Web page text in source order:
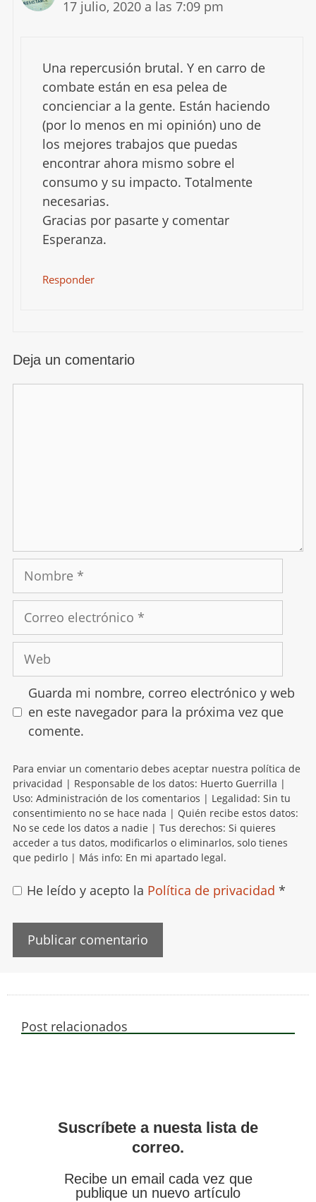
17 julio, 2020 a las 7:09 pm
Una repercusión brutal. Y en carro de
combate están en esa pelea de
concienciar a la gente. Están haciendo
(por lo menos en mi opinión) uno de
los mejores trabajos que puedas
encontrar ahora mismo sobre el
consumo y su impacto. Totalmente
necesarias.
Gracias por pasarte y comentar
Esperanza.
Responder
Deja un comentario
Guarda mi nombre, correo electrónico y web
en este navegador para la próxima vez que
comente.
Para enviar un comentario debes aceptar nuestra política de
privacidad | Responsable de los datos: Huerto Guerrilla |
Uso: Administración de los comentarios | Legalidad: Sin tu
consentimiento no se hace nada | Quién recibe estos datos:
No se cede los datos a nadie | Tus derechos: Si quieres
acceder a tus datos, modificarlos o eliminarlos, solo tienes
que pedirlo | Más info: En mi apartado legal.
He leído y acepto la Política de privacidad *
Post relacionados
Suscríbete a nuesta lista de
correo.
Recibe un email cada vez que
publique un nuevo artículo